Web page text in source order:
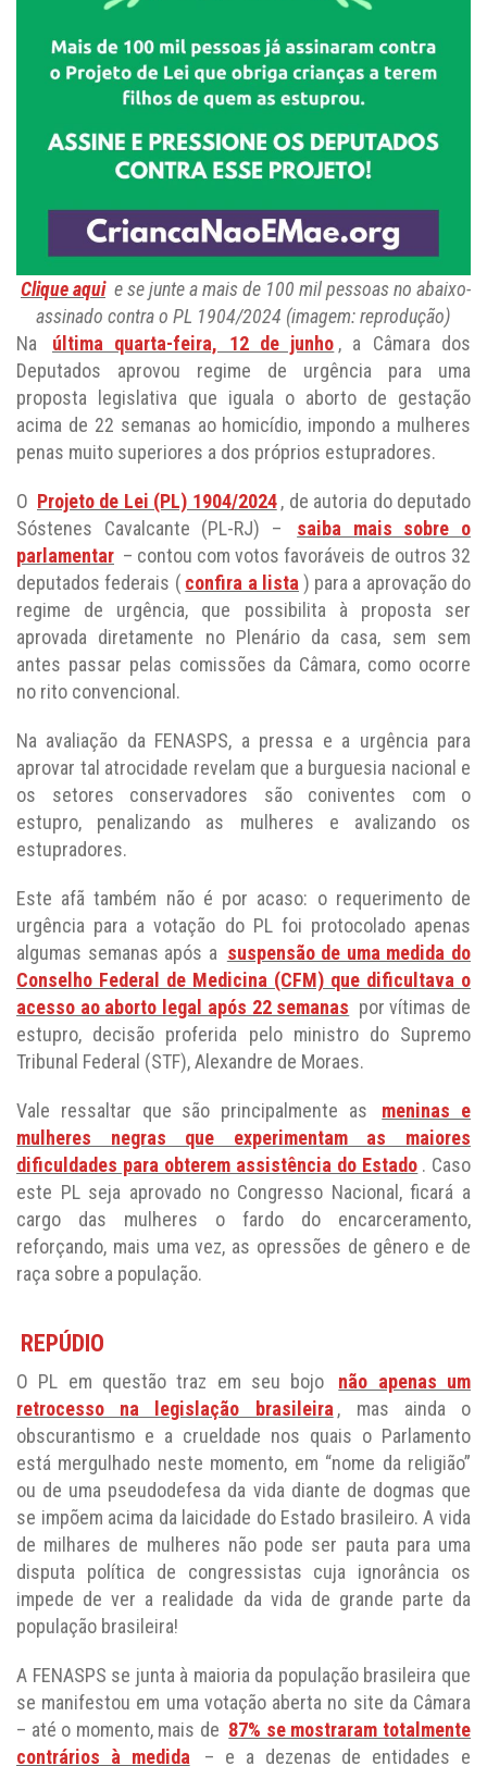
Clique aqui e se junte a mais de 100 mil pessoas no abaixo-
assinado contra o PL 1904/2024 (imagem: reprodução)
Na
última quarta-feira, 12 de junho , a Câmara dos
Deputados aprovou regime de urgência para uma
proposta legislativa que iguala o aborto de gestação
acima de 22 semanas ao homicídio, impondo a mulheres
penas muito superiores a dos próprios estupradores.
O Projeto de Lei (PL) 1904/2024 , de autoria do deputado
Sóstenes Cavalcante (PL-RJ) –
saiba mais sobre o
parlamentar – contou com votos favoráveis de outros 32
deputados federais ( confira a lista ) para a aprovação do
regime de urgência, que possibilita à proposta ser
aprovada diretamente no Plenário da casa, sem sem
antes passar pelas comissões da Câmara, como ocorre
no rito convencional.
Na avaliação da FENASPS, a pressa e a urgência para
aprovar tal atrocidade revelam que a burguesia nacional e
os setores conservadores são coniventes com o
estupro, penalizando as mulheres e avalizando os
estupradores.
Este afã também não é por acaso: o requerimento de
urgência para a votação do PL foi protocolado apenas
algumas semanas após a suspensão de uma medida do
Conselho Federal de Medicina (CFM) que dificultava o
acesso ao aborto legal após 22 semanas por vítimas de
estupro, decisão proferida pelo ministro do Supremo
Tribunal Federal (STF), Alexandre de Moraes.
Vale ressaltar que são principalmente as
meninas e
mulheres negras que experimentam as maiores
dificuldades para obterem assistência do Estado . Caso
este PL seja aprovado no Congresso Nacional, ficará a
cargo das mulheres o fardo do encarceramento,
reforçando, mais uma vez, as opressões de gênero e de
raça sobre a população.
REPÚDIO
O PL em questão traz em seu bojo
não apenas um
retrocesso na legislação brasileira , mas ainda o
obscurantismo e a crueldade nos quais o Parlamento
está mergulhado neste momento, em “nome da religião”
ou de uma pseudodefesa da vida diante de dogmas que
se impõem acima da laicidade do Estado brasileiro. A vida
de milhares de mulheres não pode ser pauta para uma
disputa política de congressistas cuja ignorância os
impede de ver a realidade da vida de grande parte da
população brasileira!
A FENASPS se junta à maioria da população brasileira que
se manifestou em uma votação aberta no site da Câmara
– até o momento, mais de 87% se mostraram totalmente
contrários à medida
– e a dezenas de entidades e